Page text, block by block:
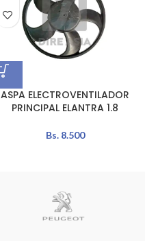
ASPA ELECTROVENTILADOR
PRINCIPAL ELANTRA 1.8
Bs.8.500